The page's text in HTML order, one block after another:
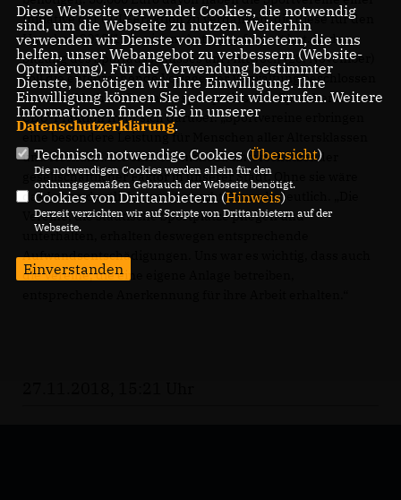
Initiative der CDU-Fraktion zu verdanken, die diese für den
Haushalt 2018/19 in einem Antrag gefordert hat. In der
Sitzung des Sportausschusses am Mittwoch (28. November)
soll die entsprechende Vorlage der Verwaltung beschlossen
werden. Mathias Conrads, sportpolitischer Sprecher der
CDU-Fraktion freut sich darüber. „Sportvereine erbringen
eine besondere Leistung für Menschen aller Altersklassen
und Herkunft. Sie sind ein nicht zu unterschätzender
gesellschaftlicher Faktor in unserer Stadt. Ohne sie wäre
das Leben deutlich ärmer“, macht Conrads deutlich. „Die
Vereine, die städtische Sportplätze pflegen und
unterhalten, erhalten deswegen entsprechende
Aufwandsentschädigungen. Uns war es wichtig, dass auch
die Vereine, die eine eigene Anlage betreiben,
Diese Webseite verwendet Cookies, die notwendig
sind, um die Webseite zu nutzen. Weiterhin
verwenden wir Dienste von Drittanbietern, die uns
helfen, unser Webangebot zu verbessern (Website-
Optmierung). Für die Verwendung bestimmter
Dienste, benötigen wir Ihre Einwilligung. Ihre
Einwilligung können Sie jederzeit widerrufen. Weitere
Informationen finden Sie in unserer
Datenschutzerklärung.
Technisch notwendige Cookies (Übersicht)
Die notwendigen Cookies werden allein für den
ordnungsgemäßen Gebrauch der Webseite benötigt.
Cookies von Drittanbietern (Hinweis)
Derzeit verzichten wir auf Scripte von Drittanbietern auf der
Webseite.
Einverstanden